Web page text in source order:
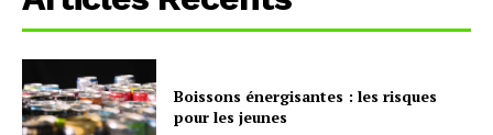
Boissons énergisantes : les risques
pour les jeunes